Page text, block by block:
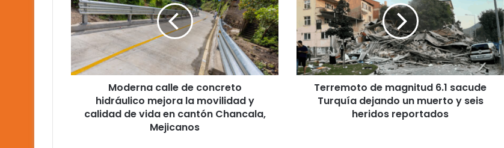
concreto
hidráulico
mejora
la
movilidad
y
vida
Moderna calle de concreto
hidráulico mejora la movilidad y
calidad de vida en cantón Chancala,
Mejicanos
6.1
sacude
Turquía
dejando
un
muerto
Terremoto de magnitud 6.1 sacude
Turquía dejando un muerto y seis
heridos reportados